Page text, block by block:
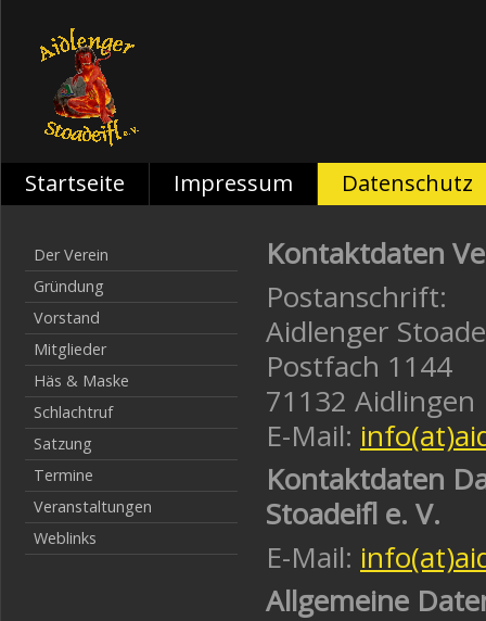
Startseite Impressum Datenschutz
Der Verein
Gründung
Vorstand
Mitglieder
Häs & Maske
Schlachtruf
Satzung
Termine
Veranstaltungen
Weblinks
Kontaktdaten
Postanschrift:
Aidlenger
Postfach 1144
71132 Aidlingen
E-Mail:
Kontaktdaten
Stoadeifl e. V.
E-Mail:
Allgemeine